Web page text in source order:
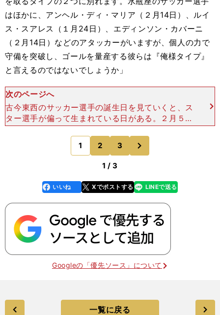
はほかに、アンヘル・ディ・マリア（２月14日）、ルイ
ス・スアレス（１月24日）、エディンソン・カバーニ
（２月14日）などのアタッカーがいますが、個人の力で
守備を突破し、ゴールを量産する彼らは『俺様タイプ』
と言えるのではないでしょうか」
次のページへ
古今東西のサッカー選手の誕生日を見ていくと、ス
ター選手が偏って生まれている日がある。２月５日
のほかにも、６月４日は高原直泰、ルーカス・ポド
ルスキ、ロレンツォ・インシーニェらが生まれてい
て、「代表チーム
1 2 3
1 / 3
faceboo
k
いいね Xでポストする
line LINEで送る
Googleの「優先ソース」について
一覧に戻る